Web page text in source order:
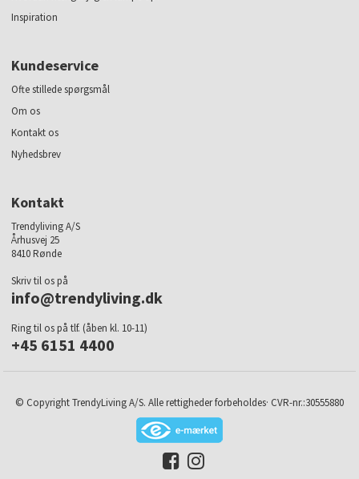
Inspiration
Kundeservice
Ofte stillede spørgsmål
Om os
Kontakt os
Nyhedsbrev
Kontakt
Trendyliving A/S
Århusvej 25
8410 Rønde
Skriv til os på
info@trendyliving.dk
Ring til os på tlf. (åben kl. 10-11)
+45 6151 4400
© Copyright TrendyLiving A/S. Alle rettigheder forbeholdes· CVR-nr.:30555880